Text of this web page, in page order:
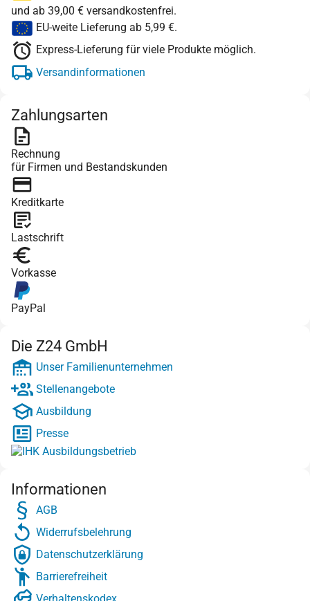
und ab 39,00 € versandkostenfrei.
EU-weite Lieferung ab 5,99 €.
Express-Lieferung für viele Produkte möglich.
Versandinformationen
Zahlungsarten
Rechnung
für Firmen und Bestandskunden
Kreditkarte
Lastschrift
Vorkasse
PayPal
Die Z24 GmbH
Unser Familienunternehmen
Stellenangebote
Ausbildung
Presse
Informationen
AGB
Widerrufsbelehrung
Datenschutzerklärung
Barrierefreiheit
Verhaltenskodex